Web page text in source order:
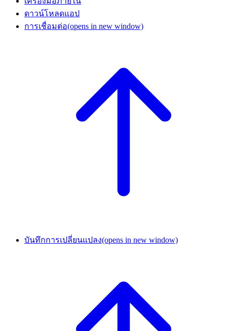
ดาวน์โหลดแอป
การเชื่อมต่อ(opens in new window)
บันทึกการเปลี่ยนแปลง(opens in new window)